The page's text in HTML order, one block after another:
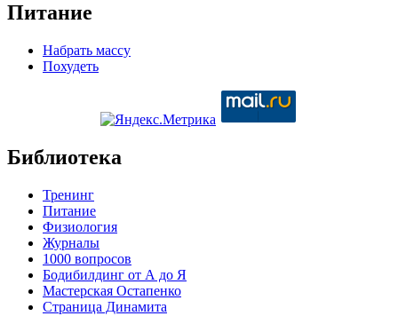
Питание
Набрать массу
Похудеть
Библиотека
Тренинг
Питание
Физиология
Журналы
1000 вопросов
Бодибилдинг от А до Я
Мастерская Остапенко
Страница Динамита